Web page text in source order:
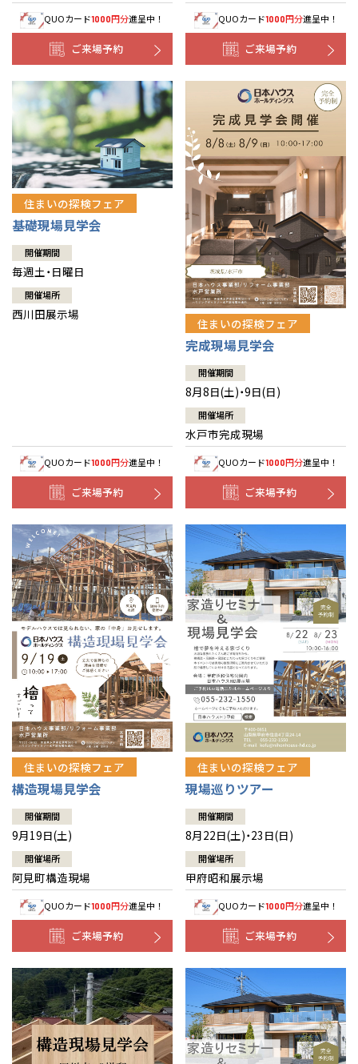
QUOカード1000円分進呈中！
ご来場予約
QUOカード1000円分進呈中！
ご来場予約
住まいの探検フェア
基礎現場見学会
開催期間
毎週土・日曜日
開催場所
西川田展示場
QUOカード1000円分進呈中！
ご来場予約
住まいの探検フェア
完成現場見学会
開催期間
8月8日(土)・9日(日)
開催場所
水戸市完成現場
QUOカード1000円分進呈中！
ご来場予約
住まいの探検フェア
構造現場見学会
開催期間
9月19日(土)
開催場所
阿見町構造現場
QUOカード1000円分進呈中！
ご来場予約
住まいの探検フェア
現場巡りツアー
開催期間
8月22日(土)・23日(日)
開催場所
甲府昭和展示場
QUOカード1000円分進呈中！
ご来場予約